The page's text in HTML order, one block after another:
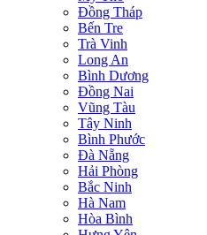
Đồng Tháp
Bến Tre
Trà Vinh
Long An
Bình Dương
Đồng Nai
Vũng Tàu
Tây Ninh
Bình Phước
Đà Nẵng
Hải Phòng
Bắc Ninh
Hà Nam
Hòa Bình